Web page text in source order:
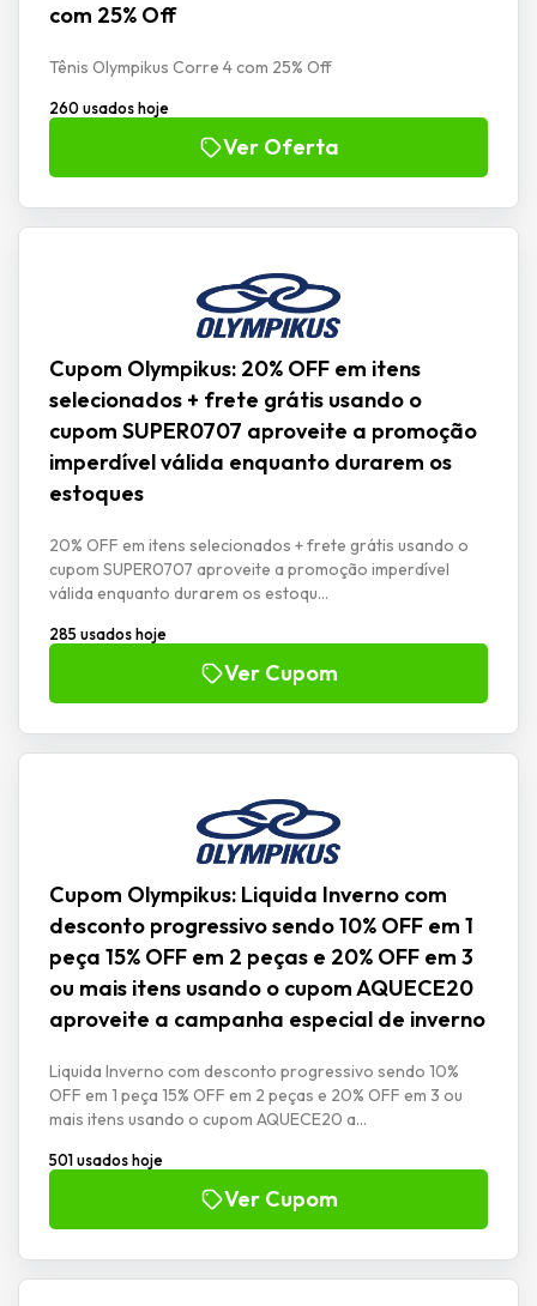
com 25% Off
Tênis Olympikus Corre 4 com 25% Off
260 usados hoje
Ver Oferta
Cupom Olympikus: 20% OFF em itens
selecionados + frete grátis usando o
cupom SUPER0707 aproveite a promoção
imperdível válida enquanto durarem os
estoques
20% OFF em itens selecionados + frete grátis usando o
cupom SUPER0707 aproveite a promoção imperdível
válida enquanto durarem os estoqu...
285 usados hoje
Ver Cupom
Cupom Olympikus: Liquida Inverno com
desconto progressivo sendo 10% OFF em 1
peça 15% OFF em 2 peças e 20% OFF em 3
ou mais itens usando o cupom AQUECE20
aproveite a campanha especial de inverno
Liquida Inverno com desconto progressivo sendo 10%
OFF em 1 peça 15% OFF em 2 peças e 20% OFF em 3 ou
mais itens usando o cupom AQUECE20 a...
501 usados hoje
Ver Cupom